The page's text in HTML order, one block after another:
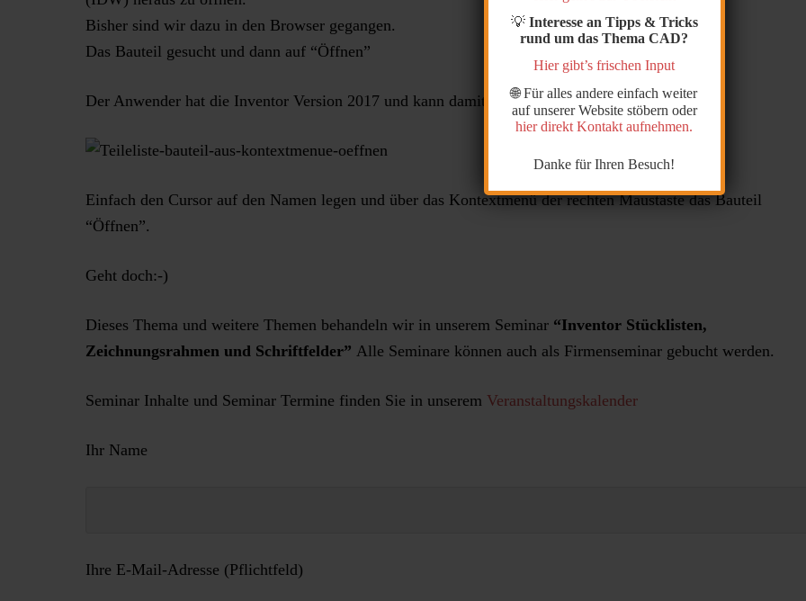
Bisher sind wir dazu in den Browser gegangen.
Das Bauteil gesucht und dann auf “Öffnen”
Der Anwender hat die Inventor Version 2017 und kann damit den “kurzen Weg” gehen.
Einfach den Cursor auf den Namen legen und über das Kontextmenü der rechten Maustaste das Bauteil
“Öffnen”.
Geht doch:-)
Dieses Thema und weitere Themen behandeln wir in unserem Seminar “Inventor Stücklisten,
Zeichnungsrahmen und Schriftfelder” Alle Seminare können auch als Firmenseminar gebucht werden.
Seminar Inhalte und Seminar Termine finden Sie in unserem Veranstaltungskalender
Ihr Name
Ihre E-Mail-Adresse (Pflichtfeld)
💡 Interesse an Tipps & Tricks
rund um das Thema CAD?
Hier gibt’s frischen Input
🌐 Für alles andere einfach weiter
auf unserer Website stöbern oder
hier direkt Kontakt aufnehmen.
Danke für Ihren Besuch!